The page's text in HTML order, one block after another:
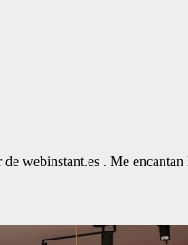
webinstant.es . Me